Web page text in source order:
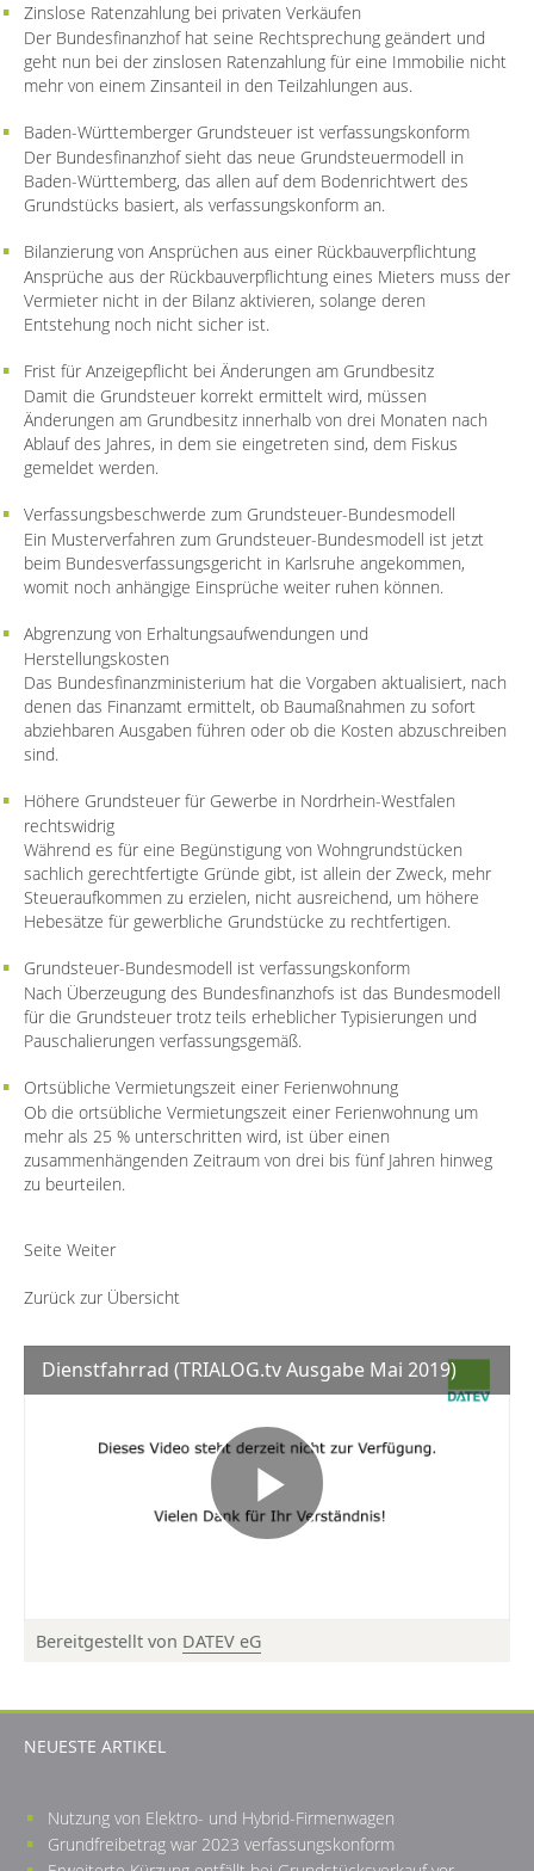
Zinslose Ratenzahlung bei privaten Verkäufen
Der Bundesfinanzhof hat seine Rechtsprechung geändert und
geht nun bei der zinslosen Ratenzahlung für eine Immobilie nicht
mehr von einem Zinsanteil in den Teilzahlungen aus.
Baden-Württemberger Grundsteuer ist verfassungskonform
Der Bundesfinanzhof sieht das neue Grundsteuermodell in
Baden-Württemberg, das allen auf dem Bodenrichtwert des
Grundstücks basiert, als verfassungskonform an.
Bilanzierung von Ansprüchen aus einer Rückbauverpflichtung
Ansprüche aus der Rückbauverpflichtung eines Mieters muss der
Vermieter nicht in der Bilanz aktivieren, solange deren
Entstehung noch nicht sicher ist.
Frist für Anzeigepflicht bei Änderungen am Grundbesitz
Damit die Grundsteuer korrekt ermittelt wird, müssen
Änderungen am Grundbesitz innerhalb von drei Monaten nach
Ablauf des Jahres, in dem sie eingetreten sind, dem Fiskus
gemeldet werden.
Verfassungsbeschwerde zum Grundsteuer-Bundesmodell
Ein Musterverfahren zum Grundsteuer-Bundesmodell ist jetzt
beim Bundesverfassungsgericht in Karlsruhe angekommen,
womit noch anhängige Einsprüche weiter ruhen können.
Abgrenzung von Erhaltungsaufwendungen und
Herstellungskosten
Das Bundesfinanzministerium hat die Vorgaben aktualisiert, nach
denen das Finanzamt ermittelt, ob Baumaßnahmen zu sofort
abziehbaren Ausgaben führen oder ob die Kosten abzuschreiben
sind.
Höhere Grundsteuer für Gewerbe in Nordrhein-Westfalen
rechtswidrig
Während es für eine Begünstigung von Wohngrundstücken
sachlich gerechtfertigte Gründe gibt, ist allein der Zweck, mehr
Steueraufkommen zu erzielen, nicht ausreichend, um höhere
Hebesätze für gewerbliche Grundstücke zu rechtfertigen.
Grundsteuer-Bundesmodell ist verfassungskonform
Nach Überzeugung des Bundesfinanzhofs ist das Bundesmodell
für die Grundsteuer trotz teils erheblicher Typisierungen und
Pauschalierungen verfassungsgemäß.
Ortsübliche Vermietungszeit einer Ferienwohnung
Ob die ortsübliche Vermietungszeit einer Ferienwohnung um
mehr als 25 % unterschritten wird, ist über einen
zusammenhängenden Zeitraum von drei bis fünf Jahren hinweg
zu beurteilen.
Seite Weiter
Zurück zur Übersicht
Dienstfahrrad (TRIALOG.tv Ausgabe Mai 2019)
Bereitgestellt von DATEV eG
NEUESTE ARTIKEL
Nutzung von Elektro- und Hybrid-Firmenwagen
Grundfreibetrag war 2023 verfassungskonform